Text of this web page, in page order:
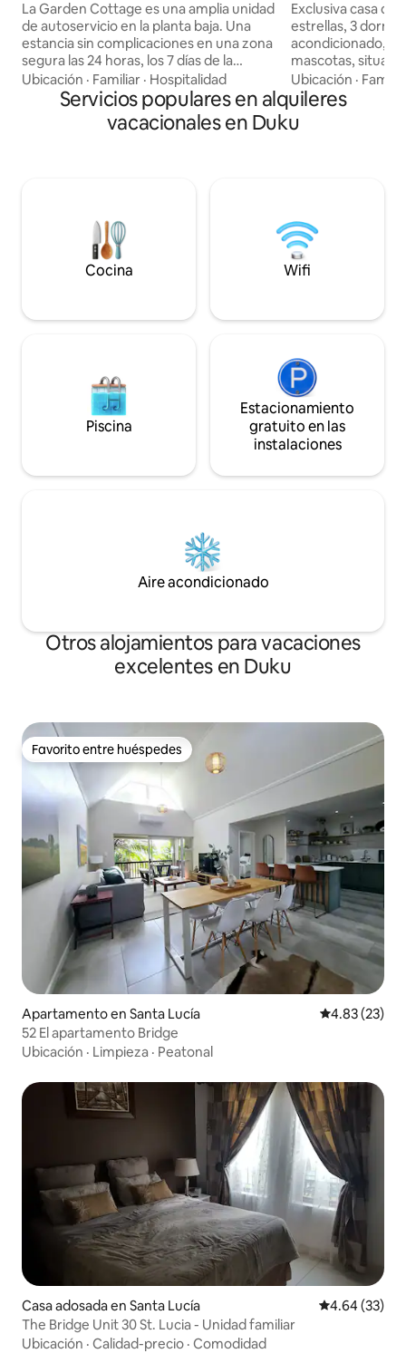
La Garden Cottage es una amplia unidad
de autoservicio en la planta baja. Una
estancia sin complicaciones en una zona
segura las 24 horas, los 7 días de la
semana, llamada Monzi. Barbacoa y
piscina disponibles. El pueblo ofrece un
campo de golf de 9 hoyos, pistas de
tenis y de squash, que se pueden utilizar
el parque de caza Imfolozi HluHluwe
encontrarás los 5 grandes, a solo 45
minutos de distancia.
Ubicación · Familiar · Hospitalidad
vacaciones
Exclusiva casa de
estrellas, 3
acondicionado,
mascotas,
con fácil acceso y
de la playa,
supermercados y
que hace que
podrás disfrutar
barbacoa/braai
Ubicación ·
Servicios populares en alquileres
vacacionales en Duku
Cocina Wifi
Piscina
Estacionamiento
gratuito en las
instalaciones
Aire acondicionado
Otros alojamientos para vacaciones
excelentes en Duku
Favorito entre huéspedes
Favorito entre huéspedes
Apartamento en Santa Lucía Calificación
4.83 (23)
52 El apartamento Bridge
Ubicación · Limpieza · Peatonal
Casa adosada en Santa Lucía Calificación
4.64 (33)
The Bridge Unit 30 St. Lucia - Unidad familiar
Ubicación · Calidad-precio · Comodidad